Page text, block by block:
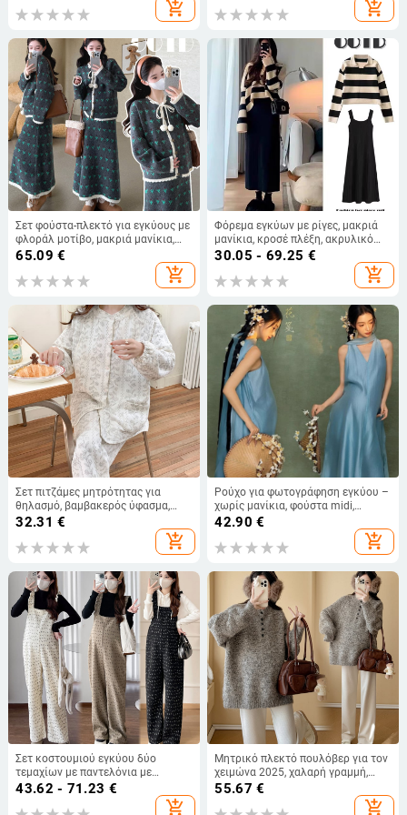
βαμβάκι 30-50%
add_shopping_cart add_shopping_cart
Σετ φούστα-πλεκτό για εγκύους με
φλοράλ μοτίβο, μακριά μανίκια,
φθινοπωρινό-χειμερινό
65.09 €
add_shopping_cart
Φόρεμα εγκύων με ρίγες, μακριά
μανίκια, κροσέ πλέξη, ακρυλικό
70–80%, φθινόπωρο 2024
30.05 - 69.25 €
add_shopping_cart
Σετ πιτζάμες μητρότητας για
θηλασμό, βαμβακερός ύφασμα,
μακριά μανίκια, παχύ ύφασμα για
φθινόπωρο-χειμώνα, πολυτελής
και ευγενής στυλ
32.31 €
add_shopping_cart
Ρούχο για φωτογράφηση εγκύου –
χωρίς μανίκια, φούστα midi,
φρέσκο και γλυκό στυλ,
ελαστάν), Κυκλοφορία 2025
42.90 €
add_shopping_cart
Σετ κοστουμιού εγκύου δύο
τεμαχίων με παντελόνια με
φλοράλ τιράντες, fleece επένδυση,
μακριά μανίκια, φθινόπωρο 2024
43.62 - 71.23 €
add_shopping_cart
Μητρικό πλεκτό πουλόβερ για τον
χειμώνα 2025, χαλαρή γραμμή,
κάλυψη κοιλιάς, άνετο και
55.67 €
add_shopping_cart